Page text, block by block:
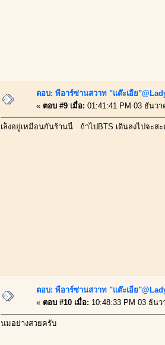
ตอบ: พีอาร์ซ่านสวาท "แต๊ะเอีย
« ตอบ #9 เมื่อ: 01:41:41 PM 03 ธันว
เล็งอยู่เหมือนกันร้านนี้ ถ้าไปBTS เดินลงไปจะส
ตอบ: พีอาร์ซ่านสวาท "แต๊ะเอีย
« ตอบ #10 เมื่อ: 10:48:33 PM 03 ธัน
นมอย่างสวยครับ